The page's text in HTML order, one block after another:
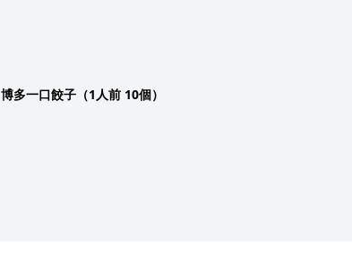
博多一口餃子（1人前 10個）